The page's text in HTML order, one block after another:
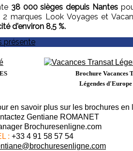
38 000 sièges depuis Nantes
marques Look Voyages et
d'environ 8,5 %.
Brochure Vacances
Légendes d'Europe
en savoir plus sur les brochures en
Gentiane ROMANET
Brochuresenligne.com
: +33 4 91 58 57 54